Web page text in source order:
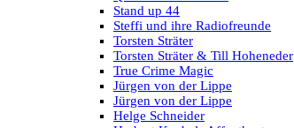
Stand up 44
Steffi und ihre Radiofreunde
Torsten Sträter
Torsten Sträter & Till Hoheneder
True Crime Magic
Jürgen von der Lippe
Jürgen von der Lippe
Helge Schneider